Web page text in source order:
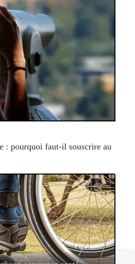
: pourquoi faut-il souscrire au
Mentions légales Sitemap